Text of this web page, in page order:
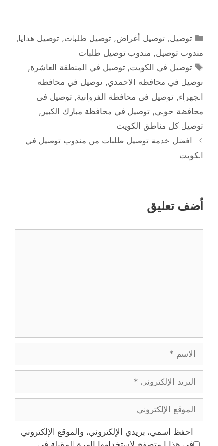
التصنيفات
توصيل,توصيل أغراض,توصيل طلبات,توصيل هدايا,
مندوب توصيل, مندوب توصيل طلبات
الوسوم
توصيل في الكويت,توصيل في المنطقة العاشرة,
توصيل في محافظة الاحمدي, توصيل في محافظة
الجهراء, توصيل في محافظة الفروانية, توصيل في
محافظة حولي, توصيل في محافظة مبارك الكبير ,
توصيل كل مناطق الكويت
افضل خدمة توصيل طلبات من مندوب توصيل في
الكويت
أضف تعليق
الإلكتروني
الإلكتروني
احفظ اسمي، بريدي الإلكتروني، والموقع الإلكتروني
في هذا المتصفح لاستخدامها المرة المقبلة في